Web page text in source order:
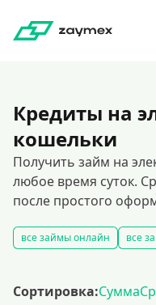
Кредиты на
кошельки
Получить займ на
любое время суток.
после простого
все займы онлайн все
Сортировка:Сумма